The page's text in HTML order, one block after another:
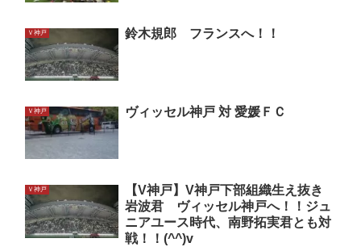
Ｖ神戸 鈴木規郎 フランスへ！！
Ｖ神戸 ヴィッセル神戸 対 愛媛ＦＣ
Ｖ神戸
【V神戸】V神戸下部組織生え抜き
岩波君 ヴィッセル神戸へ！！ジュ
ニアユース時代、南野拓実君とも対
戦！！(^^)v